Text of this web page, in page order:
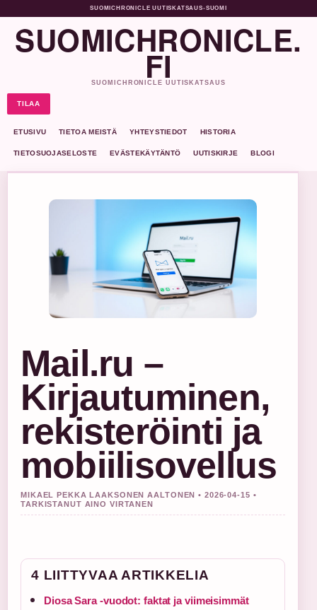
SUOMICHRONICLE UUTISKATSAUS•SUOMI
SUOMICHRONICLE.
FI
SUOMICHRONICLE UUTISKATSAUS
TILAA
ETUSIVU TIETOA MEISTÄ YHTEYSTIEDOT HISTORIA
TIETOSUOJASELOSTE EVÄSTEKÄYTÄNTÖ UUTISKIRJE BLOGI
Mail.ru –
Kirjautuminen,
rekisteröinti ja
mobiilisovellus
MIKAEL PEKKA LAAKSONEN AALTONEN • 2026-04-15 •
TARKISTANUT AINO VIRTANEN
4 LIITTYVAA ARTIKKELIA
Diosa Sara -vuodot: faktat ja viimeisimmät